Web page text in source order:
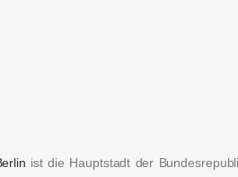
ist die Hauptstadt der